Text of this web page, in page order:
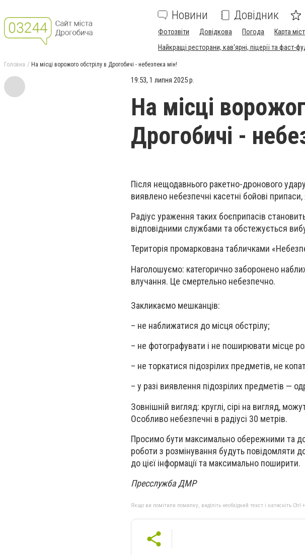
Новини Довідник
Фотозвіти Довідкова Погода Карта
Найкращі ресторани, кав'ярні, піцерії та фаст-
Головна На місці ворожого обстрілу в Дрогобичі - небезпека мін!
19:53, 1 липня 2025 р.
На місці
Дрогобичі -
Після нещодавнього ракетно-дронового
виявлено небезпечні касетні бойові
Радіус ураження таких боєприпасів
відповідними службами та обстежується
Територія промаркована табличками
Наголошуємо: категорично заборонено
влучання. Це смертельно небезпечно.
Закликаємо мешканців:
– не наближатися до місця обстрілу;
– не фотографувати і не поширювати місце
– не торкатися підозрілих предметів, не
– у разі виявлення підозрілих предметів —
Зовнішній вигляд: круглі, сірі на вигляд,
Особливо небезпечні в радіусі 30 метрів.
Просимо бути максимально обережними та
роботи з розмінування будуть повідомляти
до цієї інформації та максимально поширити.
Пресслужба ДМР
Якщо ви помітили помилку, виділіть необхідний текст і натисніть